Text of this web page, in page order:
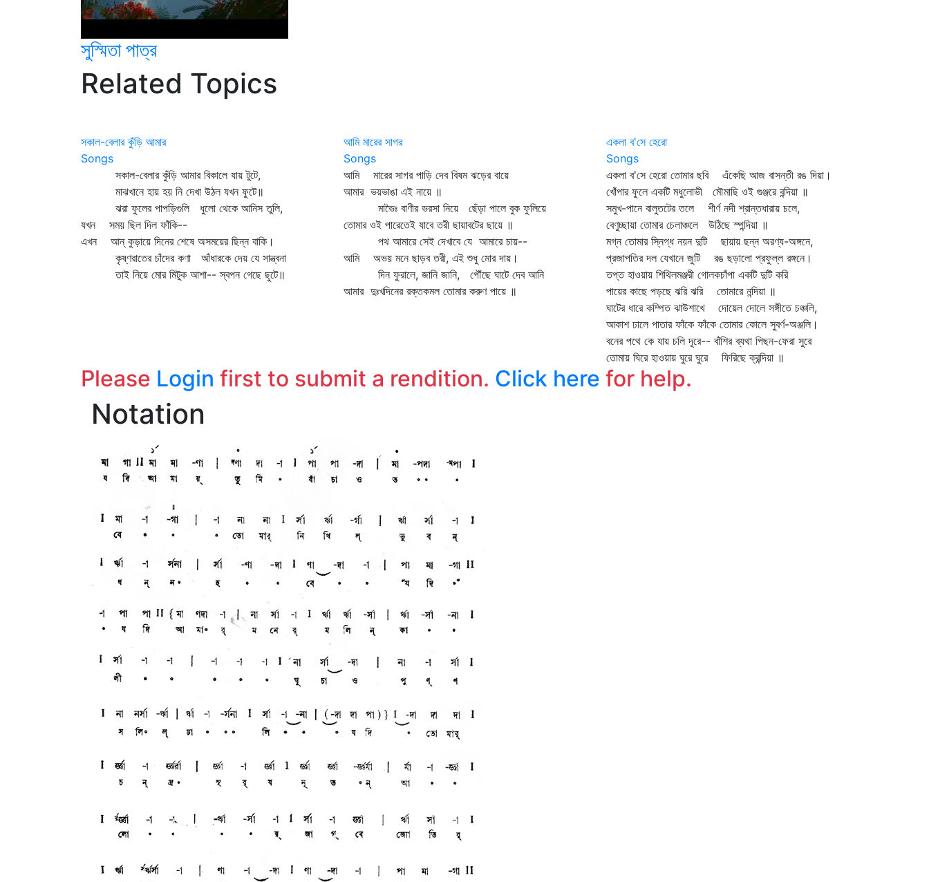
সুস্মিতা পাত্র
Related Topics
সকাল-বেলার কুঁড়ি আমার
Songs
সকাল-বেলার কুঁড়ি আমার বিকালে যায় টুটে,
মাঝখানে হায় হয় নি দেখা উঠল যখন ফুটে॥
ঝরা ফুলের পাপড়িগুলি ধুলো থেকে আনিস তুলি,
যখন সময় ছিল দিল ফাঁকি--
এখন আন্‌ কুড়ায়ে দিনের শেষে অসময়ের ছিন্ন বাকি।
কৃষ্ণরাতের চাঁদের কণা আঁধারকে দেয় যে সান্ত্বনা
তাই নিয়ে মোর মিটুক আশা-- স্বপন গেছে ছুটে॥
আমি মারের সাগর
Songs
আমি মারের সাগর পাড়ি দেব বিষম ঝড়ের বায়ে
আমার ভয়ভাঙা এই নায়ে ॥
মাভৈঃ বাণীর ভরসা নিয়ে ছেঁড়া পালে বুক ফুলিয়ে
তোমার ওই পারেতেই যাবে তরী ছায়াবটের ছায়ে ॥
পথ আমারে সেই দেখাবে যে আমারে চায়--
আমি অভয় মনে ছাড়ব তরী, এই শুধু মোর দায়।
দিন ফুরালে, জানি জানি, পৌঁছে ঘাটে দেব আনি
আমার দুঃখদিনের রক্তকমল তোমার করুণ পায়ে ॥
একলা ব'সে হেরো
Songs
একলা ব'সে হেরো তোমার ছবি এঁকেছি আজ বাসন্তী রঙ দিয়া।
খোঁপার ফুলে একটি মধুলোভী মৌমাছি ওই গুঞ্জরে বন্দিয়া ॥
সমুখ-পানে বালুতটের তলে শীর্ণ নদী শ্রান্তধারায় চলে,
বেণুচ্ছায়া তোমার চেলাঞ্চলে উঠিছে স্পন্দিয়া ॥
মগ্ন তোমার স্নিগ্ধ নয়ন দুটি ছায়ায় ছন্ন অরণ্য-অঙ্গনে,
প্রজাপতির দল যেখানে জুটি রঙ ছড়ালো প্রফুল্ল রঙ্গনে।
তপ্ত হাওয়ায় শিথিলমঞ্জরী গোলকচাঁপা একটি দুটি করি
পায়ের কাছে পড়ছে ঝরি ঝরি তোমারে নন্দিয়া ॥
ঘাটের ধারে কম্পিত ঝাউশাখে দোয়েল দোলে সঙ্গীতে চঞ্চলি,
আকাশ ঢালে পাতার ফাঁকে ফাঁকে তোমার কোলে সুবর্ণ-অঞ্জলি।
বনের পথে কে যায় চলি দূরে-- বাঁশির ব্যথা পিছন-ফেরা সুরে
তোমায় ঘিরে হাওয়ায় ঘুরে ঘুরে ফিরিছে ক্রন্দিয়া ॥
Please Login first to submit a rendition. Click here for help.
Notation